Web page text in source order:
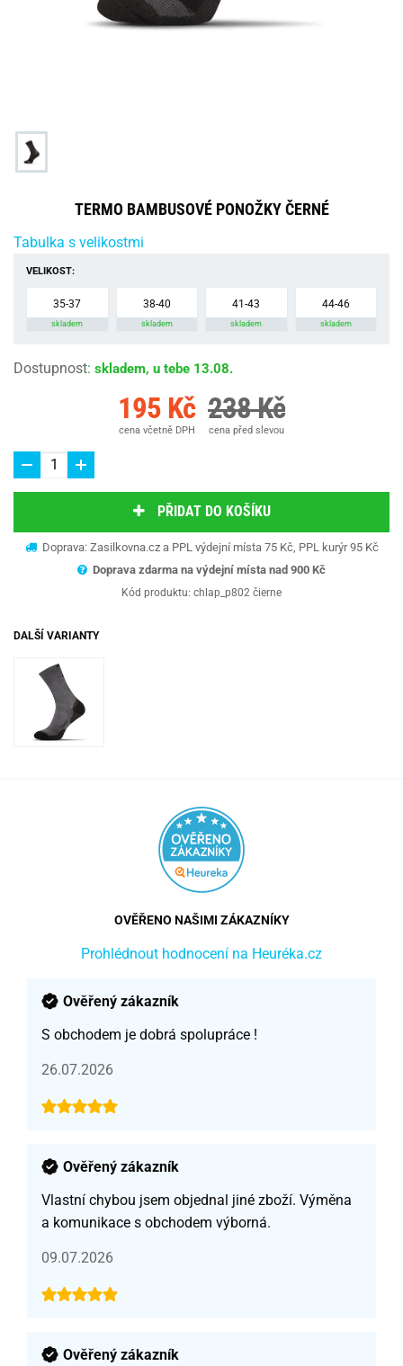
TERMO BAMBUSOVÉ PONOŽKY ČERNÉ
Tabulka s velikostmi
VELIKOST:
35-37
skladem
38-40
skladem
41-43
skladem
44-46
skladem
Dostupnost: skladem, u tebe 13.08.
195 Kč
cena včetně DPH
238 Kč
cena před slevou
PŘIDAT DO KOŠÍKU
Doprava: Zasilkovna.cz a PPL výdejní místa 75 Kč, PPL kurýr 95 Kč
Doprava zdarma na výdejní místa nad 900 Kč
Kód produktu: chlap_p802 čierne
DALŠÍ VARIANTY
OVĚŘENO NAŠIMI ZÁKAZNÍKY
Prohlédnout hodnocení na Heuréka.cz
Ověřený zákazník
S obchodem je dobrá spolupráce !
26.07.2026
Ověřený zákazník
Vlastní chybou jsem objednal jiné zboží. Výměna
a komunikace s obchodem výborná.
09.07.2026
Ověřený zákazník